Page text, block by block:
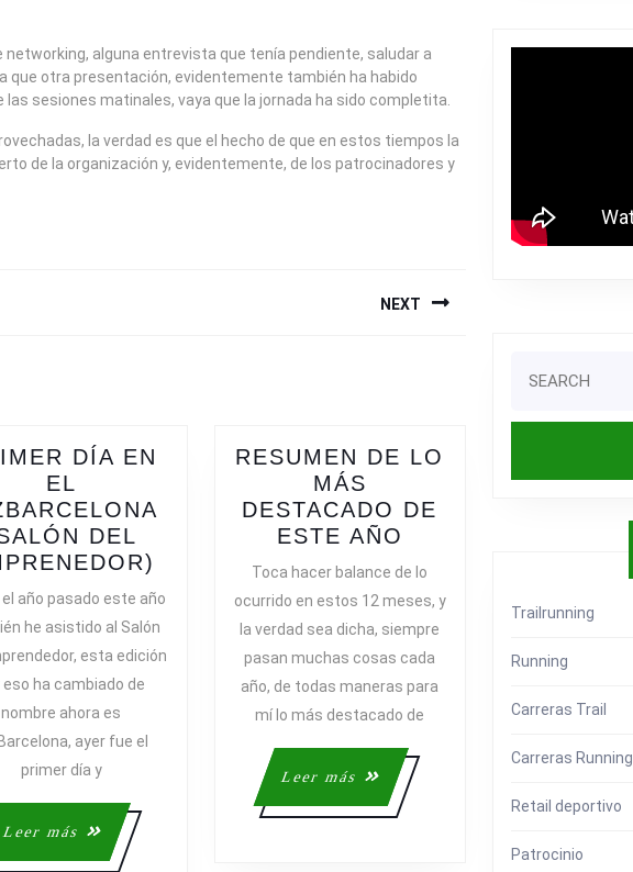
networking, alguna entrevista que tenía pendiente, saludar a
que otra presentación, evidentemente también ha habido
sesiones matinales, vaya que la jornada ha sido completita.
la verdad es que el hecho de que en estos tiempos la
de la organización y, evidentemente, de los patrocinadores y
NEXT
DÍA EN
EL
DEL
DÍA
EL
BIZBARCELONA
(SALÓN
EMPRENEDOR)
año pasado este año
he asistido al Salón
esta edición
eso ha cambiado de
nombre ahora es
ayer fue el
primer día y
Leer más
Leer
más
RESUMEN DE LO
MÁS
DESTACADO DE
ESTE AÑO
DE
MÁS
DESTACADO
DE
ESTE
AÑO
Toca hacer balance de lo
ocurrido en estos 12 meses, y
la verdad sea dicha, siempre
pasan muchas cosas cada
año, de todas maneras para
mí lo más destacado de
Leer más
Leer
más
for:
Trailrunning
Running
Carreras Trail
Carreras Running
Retail deportivo
Patrocinio